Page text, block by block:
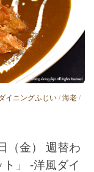
イニングふじい / 海老 /
（金） 週替わ
」 -洋風ダイ